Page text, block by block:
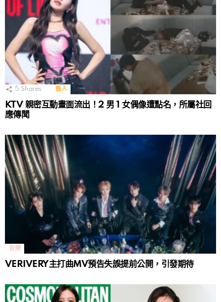
5 Shares 藝人
KTV 親密互動畫面流出！2 男 1 女偶像遭點名，所屬社回
應傳聞
音樂
VERIVERY主打曲MV預告失誤提前公開，引發期待